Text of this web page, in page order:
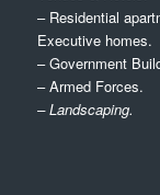
– Residential
Executive homes.
– Government
– Armed Forces.
– Landscaping.